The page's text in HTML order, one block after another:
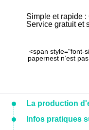
Simple et rapide
Service gratuit et
<span style="font-
papernest n’est
La production
Infos pratiques